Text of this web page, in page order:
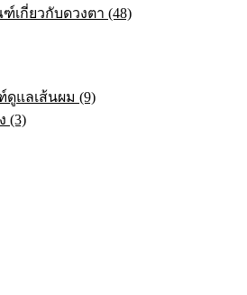
เกี่ยวกับดวงตา (48)
ดูแลเส้นผม (9)
(3)